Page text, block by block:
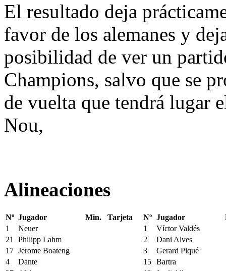
El resultado deja
favor de los alemanes y
posibilidad de ver un
Champions, salvo que se
de vuelta que tendrá lugar
Nou,
Alineaciones
Nº Jugador Min. Tarjeta Nº Jugador
1
Neuer 1
Víctor Valdés
21
Philipp Lahm 2
Dani Alves
17 Jerome Boateng 3
Gerard Piqué
4
Dante 15 Bartra